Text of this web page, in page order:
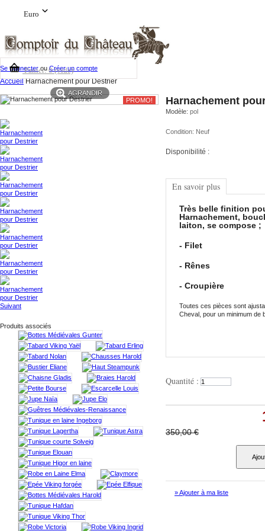
Euro
Se connecterouCréer un compte
Panier: 0 (vide)
Accueil Harnachement pour Destrier
PROMO!
AGRANDIR
Suivant
Produits associés
Harnachement
Modèle: pol
Condition: Neuf
Disponibilité :
En savoir plus
Très belle finition
Harnachement,
laiton, se compose ;
- Filet
- Rênes
- Croupière
Toutes ces pièces sont
Cheval, pour un minimum de
Quantité :
350,00 €
» Ajouter à ma liste